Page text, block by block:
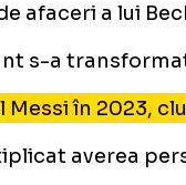
afaceri a lui
s-a
Messi în 2023,
averea